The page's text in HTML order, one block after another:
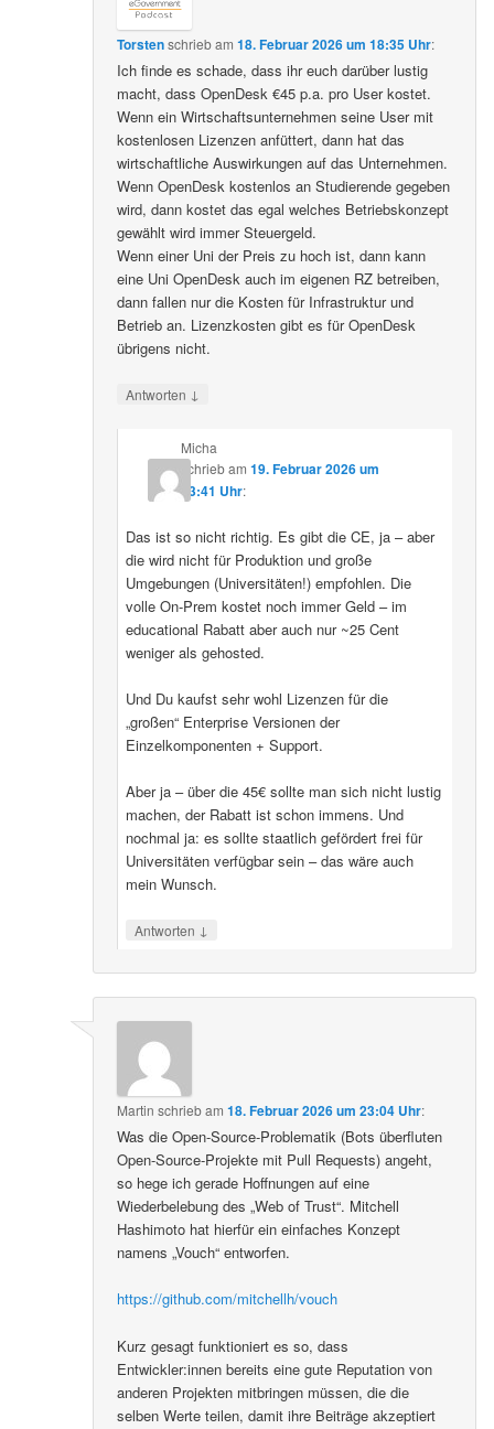
Torstenschriebam18. Februar 2026 um 18:35 Uhr:
Ich finde es schade, dass ihr euch darüber lustig
macht, dass OpenDesk €45 p.a. pro User kostet.
Wenn ein Wirtschaftsunternehmen seine User mit
kostenlosen Lizenzen anfüttert, dann hat das
wirtschaftliche Auswirkungen auf das Unternehmen.
Wenn OpenDesk kostenlos an Studierende gegeben
wird, dann kostet das egal welches Betriebskonzept
gewählt wird immer Steuergeld.
Wenn einer Uni der Preis zu hoch ist, dann kann
eine Uni OpenDesk auch im eigenen RZ betreiben,
dann fallen nur die Kosten für Infrastruktur und
Betrieb an. Lizenzkosten gibt es für OpenDesk
übrigens nicht.
Antworten ↓
Micha
schriebam 19. Februar 2026 um
13:41 Uhr:
Das ist so nicht richtig. Es gibt die CE, ja – aber
die wird nicht für Produktion und große
Umgebungen (Universitäten!) empfohlen. Die
volle On-Prem kostet noch immer Geld – im
educational Rabatt aber auch nur ~25 Cent
weniger als gehosted.
Und Du kaufst sehr wohl Lizenzen für die
„großen“ Enterprise Versionen der
Einzelkomponenten + Support.
Aber ja – über die 45€ sollte man sich nicht lustig
machen, der Rabatt ist schon immens. Und
nochmal ja: es sollte staatlich gefördert frei für
Universitäten verfügbar sein – das wäre auch
mein Wunsch.
Antworten ↓
Martin schriebam18. Februar 2026 um 23:04 Uhr:
Was die Open-Source-Problematik (Bots überfluten
Open-Source-Projekte mit Pull Requests) angeht,
so hege ich gerade Hoffnungen auf eine
Wiederbelebung des „Web of Trust“. Mitchell
Hashimoto hat hierfür ein einfaches Konzept
namens „Vouch“ entworfen.
https://github.com/mitchellh/vouch
Kurz gesagt funktioniert es so, dass
Entwickler:innen bereits eine gute Reputation von
anderen Projekten mitbringen müssen, die die
selben Werte teilen, damit ihre Beiträge akzeptiert